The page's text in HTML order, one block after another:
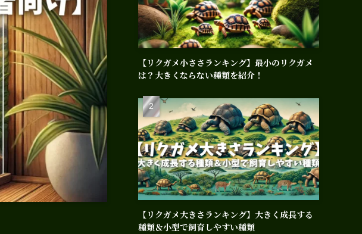
【リクガメ小ささランキング】最小のリクガメ
は？大きくならない種類を紹介！
【リクガメ大きさランキング】大きく成長する
種類＆小型で飼育しやすい種類